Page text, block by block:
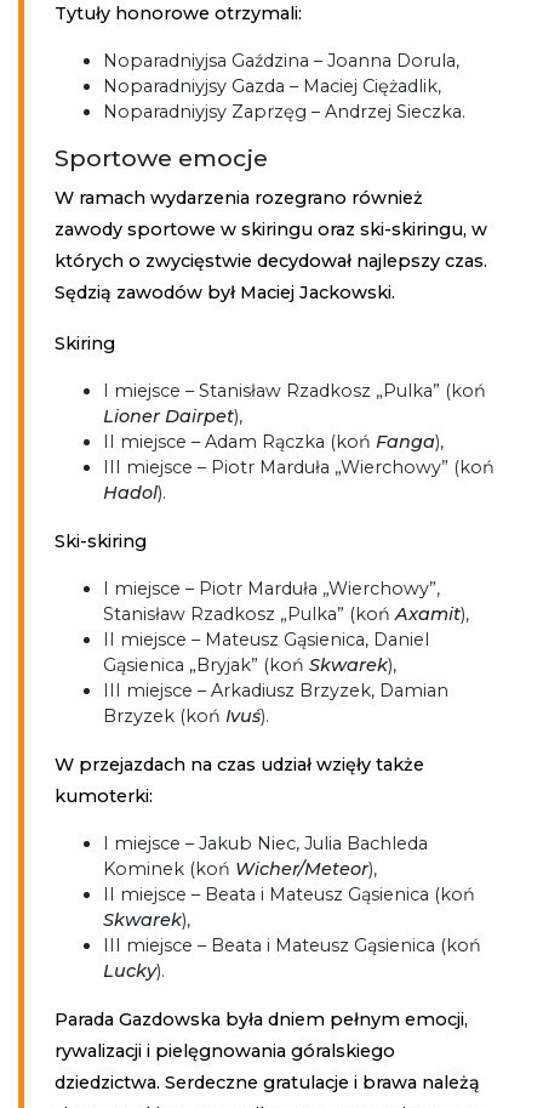
Tytuły honorowe otrzymali:
Noparadniyjsa Gaździna – Joanna Dorula,
Noparadniyjsy Gazda – Maciej Ciężadlik,
Noparadniyjsy Zaprzęg – Andrzej Sieczka.
Sportowe emocje
W ramach wydarzenia rozegrano również
zawody sportowe w skiringu oraz ski-skiringu, w
których o zwycięstwie decydował najlepszy czas.
Sędzią zawodów był Maciej Jackowski.
Skiring
I miejsce – Stanisław Rzadkosz „Pulka” (koń
Lioner Dairpet),
II miejsce – Adam Rączka (koń Fanga),
III miejsce – Piotr Marduła „Wierchowy” (koń
Hadol).
Ski-skiring
I miejsce – Piotr Marduła „Wierchowy”,
Stanisław Rzadkosz „Pulka” (końAxamit),
II miejsce – Mateusz Gąsienica, Daniel
Gąsienica „Bryjak” (koń Skwarek),
III miejsce – Arkadiusz Brzyzek, Damian
Brzyzek (koń Ivuś).
W przejazdach na czas udział wzięły także
kumoterki:
I miejsce – Jakub Niec, Julia Bachleda
Kominek (koń Wicher/Meteor),
II miejsce – Beata i Mateusz Gąsienica (koń
Skwarek),
III miejsce – Beata i Mateusz Gąsienica (koń
Lucky).
Parada Gazdowska była dniem pełnym emocji,
rywalizacji i pielęgnowania góralskiego
dziedzictwa. Serdeczne gratulacje i brawa należą